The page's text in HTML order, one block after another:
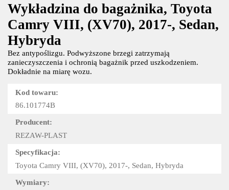
Wykładzina do bagażnika, Toyota
Camry VIII, (XV70), 2017-, Sedan,
Hybryda
Bez antypoślizgu. Podwyższone brzegi zatrzymają
zanieczyszczenia i ochronią bagażnik przed uszkodzeniem.
Dokładnie na miarę wozu.
Kod towaru:
86.101774B
Producent:
REZAW-PLAST
Specyfikacja:
Toyota Camry VIII, (XV70), 2017-, Sedan, Hybryda
Wymiary: